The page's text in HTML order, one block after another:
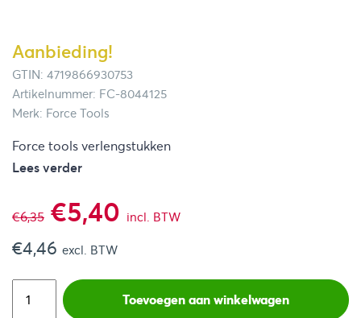
Aanbieding!
GTIN: 4719866930753
Artikelnummer: FC-8044125
Merk: Force Tools
Force tools verlengstukken
Lees verder
€6,35 Oorspronkelijke
prijs
was:
€5,40 Huidige
is:
incl. BTW
€4,46 excl. BTW
Toevoegen aan winkelwagen